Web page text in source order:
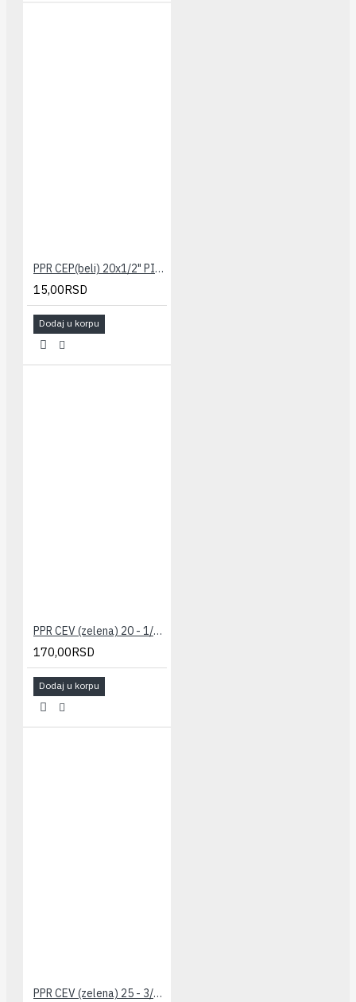
PPR CEP(beli) 20x1/2" PILSA
15,00RSD
Dodaj u korpu
PPR CEV (zelena) 20 - 1/2" PESTAN
170,00RSD
Dodaj u korpu
PPR CEV (zelena) 25 - 3/4" PESTAN